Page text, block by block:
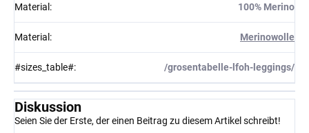
Material : 100% Merino
Material : Merinowolle
#sizes_table#: /grosentabelle-lfoh-leggings/
Diskussion
Seien Sie der Erste, der einen Beitrag zu diesem Artikel schreibt!